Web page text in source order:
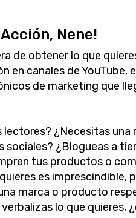
Nene!
de obtener lo que
en canales de YouTube,
de marketing que
lectores? ¿Necesitas
sociales? ¿Blogueas a
tus productos o
es imprescindible,
marca o producto
lo que quieres,